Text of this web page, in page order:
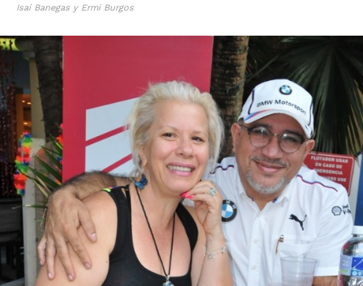
Isaí Banegas y Ermi Burgos